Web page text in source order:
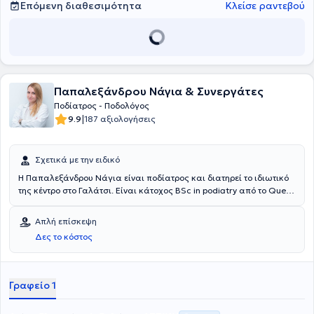
Επόμενη διαθεσιμότητα Κλείσε ραντεβού
Παπαλεξάνδρου Νάγια & Συνεργάτες
Ποδίατρος - Ποδολόγος
9.9|187 αξιολογήσεις
Σχετικά με την ειδικό
Η Παπαλεξάνδρου Νάγια είναι ποδίατρος και διατηρεί το ιδιωτικό
της κέντρο στο Γαλάτσι. Είναι κάτοχος BSc in podiatry από το Queen
Ελλάδα και το Εξωτερικό στην κατασκευή ναρθήκων σιλικόνης και
στην εμβιομηχανική ανάλυση. Διετέλεσε Επιστημονικός συνεργάτης
Ιατρείου Διαβητικού Ποδιού στο "Αμαλία Φλέμιγκ" ενώ παρέχει
ιδιωτικά υπηρεσίες ανώτατου επιπέδου. Αναφέρονται ενδεικτικά:
ονύχων, θεραπεία μυρμηγκιάς, κάλοι-τύλοι, μυκητιάσεις,
αντιμετώπιση επιπλοκών διαβητικού ποδιού, δυσμορφίες δακτύλων,
Απλή επίσκεψη
Δες το κόστος
Γραφείο 1